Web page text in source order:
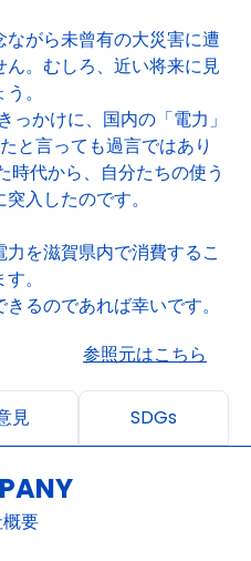
がら未曾有の大災害に遭
。むしろ、近い将来に見
。
っかけに、国内の「電力」
と言っても過言ではあり
時代から、自分たちの使う
入したのです。
を滋賀県内で消費するこ
。
るのであれば幸いです。
参照元はこちら
見 SDGs
要